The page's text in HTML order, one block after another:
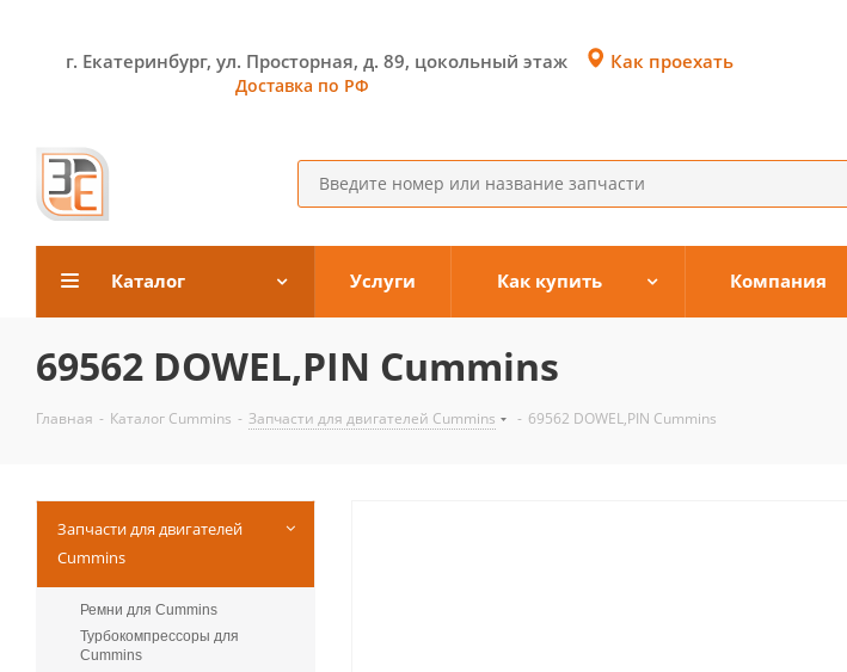
г. Екатеринбург, ул. Просторная, д. 89, цокольный этаж
Доставка по РФ
Как проехать
Каталог Услуги Как купить Компания
69562 DOWEL,PIN Cummins
Главная - Каталог Cummins - Запчасти для двигателей Cummins - 69562 DOWEL,PIN Cummins
Запчасти для двигателей
Cummins
Ремни для Cummins
Турбокомпрессоры для
Сummins